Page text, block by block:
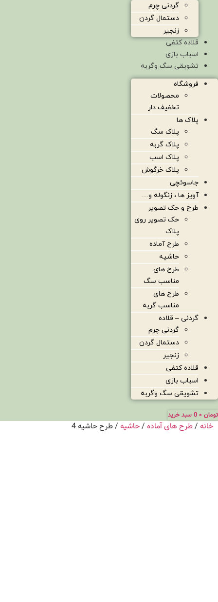
گردنی چرم
دستمال گردن
زنجیر
قلاده کتفی
اسباب بازی
تشویقی سگ وگربه
فروشگاه
محصولات
تخفیف دار
پلاک ها
پلاک سگ
پلاک گربه
پلاک اسب
پلاک خرگوش
جاسوئچی
آویز ها ، زنگوله و…
طرح و حک تصویر
حک تصویر روی
پلاک
طرح آماده
حاشیه
طرح های
مناسب سگ
طرح های
مناسب گربه
گردنی – قلاده
گردنی چرم
دستمال گردن
زنجیر
قلاده کتفی
اسباب بازی
تشویقی سگ وگربه
تومان 0 سبد خرید
خانه /طرح های آماده /حاشیه / طرح حاشیه 4